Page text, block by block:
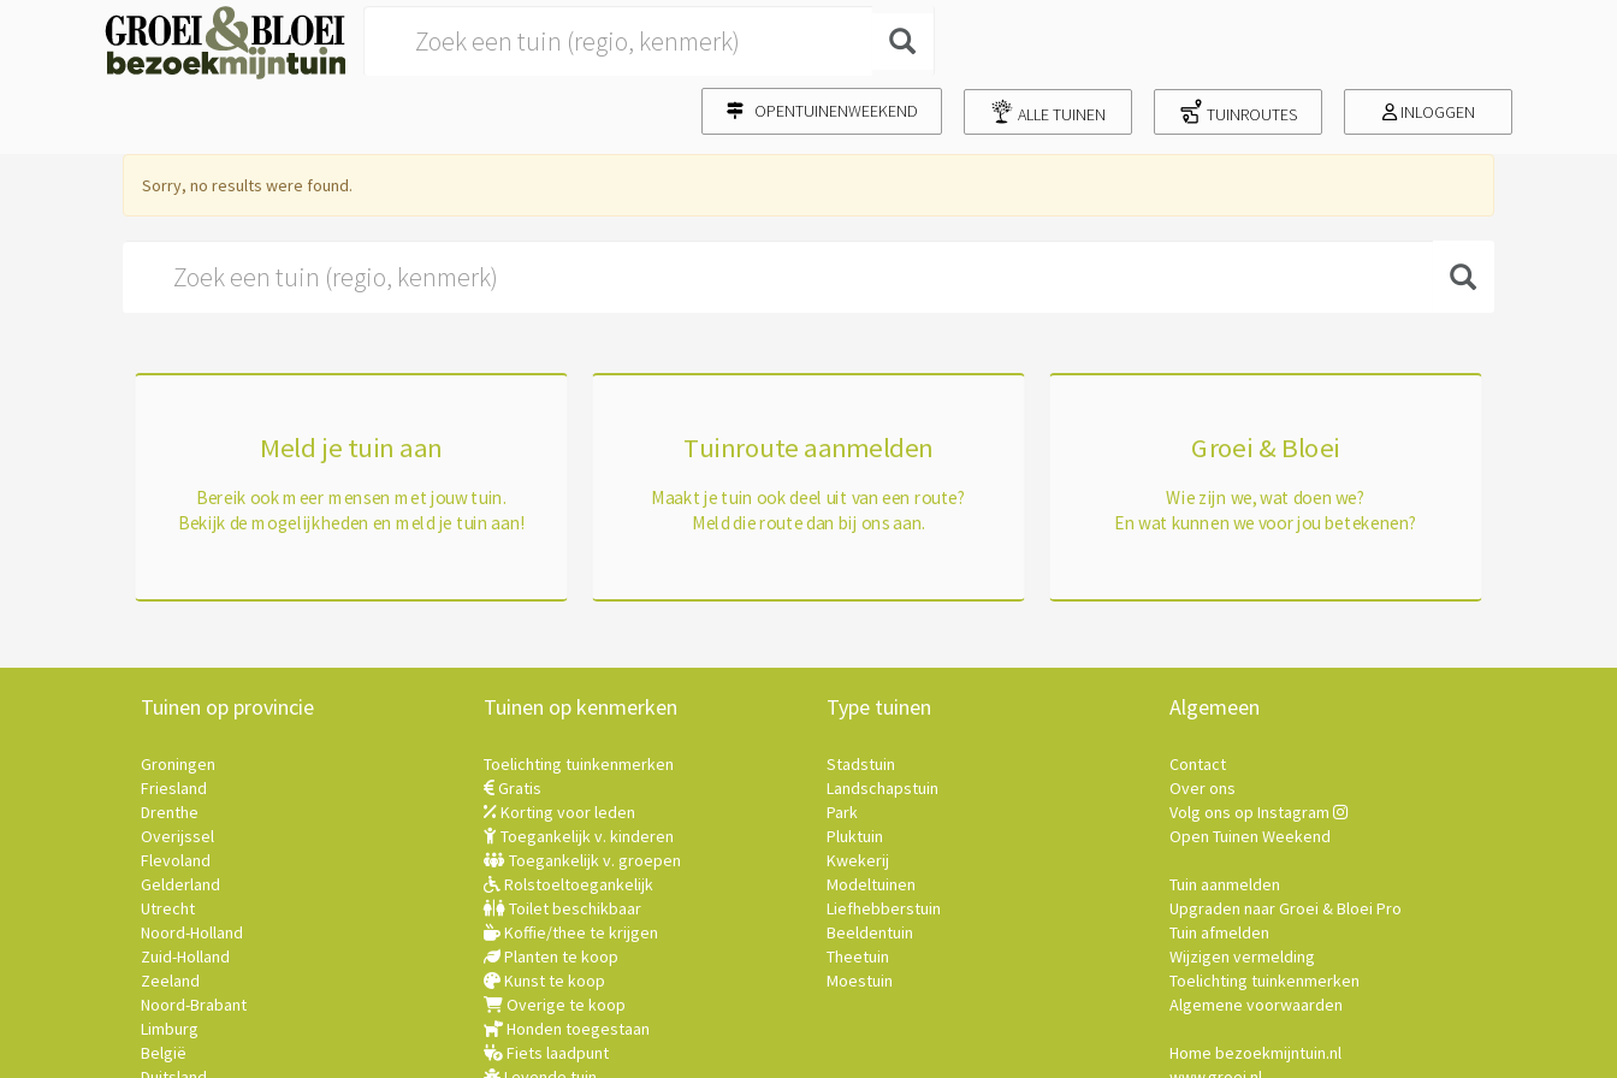
OPENTUINENWEEKEND ALLE TUINEN TUINROUTES INLOGGEN
Sorry, no results were found.
Meld je tuin aan
Bereik ook meer mensen met jouw tuin.
Bekijk de mogelijkheden en meld je tuin aan!
Tuinroute aanmelden
Maakt je tuin ook deel uit van een route?
Meld die route dan bij ons aan.
Groei & Bloei
Wie zijn we, wat doen we?
En wat kunnen we voor jou betekenen?
Tuinen op provincie
Groningen
Friesland
Drenthe
Overijssel
Flevoland
Gelderland
Utrecht
Noord-Holland
Zuid-Holland
Zeeland
Noord-Brabant
Limburg
België
Tuinen op kenmerken
Toelichting tuinkenmerken
Gratis
Korting voor leden
Toegankelijk v. kinderen
Toegankelijk v. groepen
Rolstoeltoegankelijk
Toilet beschikbaar
Koffie/thee te krijgen
Planten te koop
Kunst te koop
Overige te koop
Honden toegestaan
Fiets laadpunt
Type tuinen
Stadstuin
Landschapstuin
Park
Pluktuin
Kwekerij
Modeltuinen
Liefhebberstuin
Beeldentuin
Theetuin
Moestuin
Algemeen
Contact
Over ons
Volg ons op Instagram
Open Tuinen Weekend
Tuin aanmelden
Upgraden naar Groei & Bloei Pro
Tuin afmelden
Wijzigen vermelding
Toelichting tuinkenmerken
Algemene voorwaarden
Home bezoekmijntuin.nl